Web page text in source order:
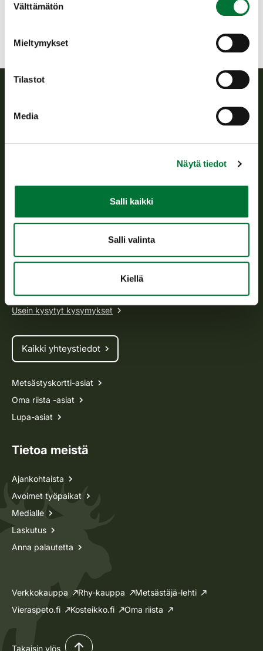
valinta
Välttämätön
Mieltymykset
Tilastot
Media
Näytä tiedot
Salli kaikki
Salli valinta
Kiellä
sosiaalisen median kanavissaan tapahtuvaa keskustelua.
toimivia huomautetaan toiminnastaan, tai se estetään.
Suomen riistakeskus
toimeenpanosta sekä vastaa sille säädetyistä julkisista
Avoinna arkipäivisin klo 9-15.
Usein kysytyt kysymykset
Kaikki yhteystiedot
Metsästyskortti-asiat
Oma riista -asiat
Lupa-asiat
Tietoa meistä
Ajankohtaista
Avoimet työpaikat
Medialle
Laskutus
Anna palautetta
Verkkokauppa Rhy-kauppa
Metsästäjä-lehti
Vieraspeto.fi
Kosteikko.fi Oma riista
Takaisin ylös